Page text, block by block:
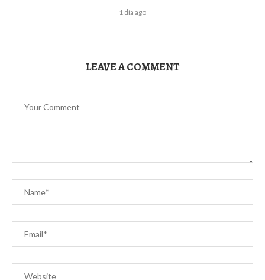
1 día ago
LEAVE A COMMENT